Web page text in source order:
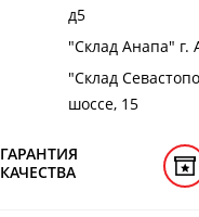
д5
"Cклад Анапа" г.
"Cклад
шоссе, 15
ГАРАНТИЯ
КАЧЕСТВА